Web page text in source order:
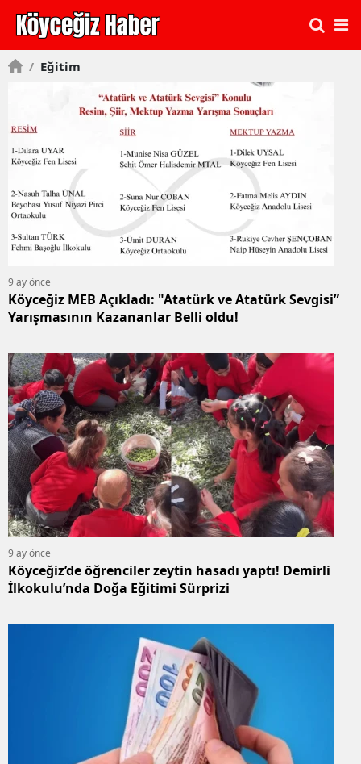
/ Eğitim
9 ay önce
Köyceğiz MEB Açıkladı: "Atatürk ve Atatürk Sevgisi”
Yarışmasının Kazananlar Belli oldu!
9 ay önce
Köyceğiz’de öğrenciler zeytin hasadı yaptı! Demirli
İlkokulu’nda Doğa Eğitimi Sürprizi